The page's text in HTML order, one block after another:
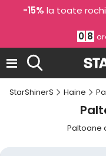
-15% la toate
0 8
StarShinerS Haine
Paltoane